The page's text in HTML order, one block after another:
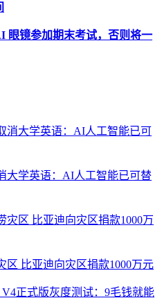
眼镜参加期末考试，否则将一
大学英语：AI人工智能已可替
区 比亚迪向灾区捐款1000万元